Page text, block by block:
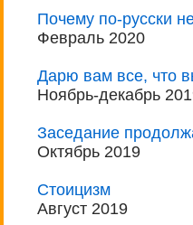
Почему по-русски
Февраль 2020
Дарю вам все, что
Ноябрь-декабрь
Заседание
Октябрь 2019
Стоицизм
Август 2019